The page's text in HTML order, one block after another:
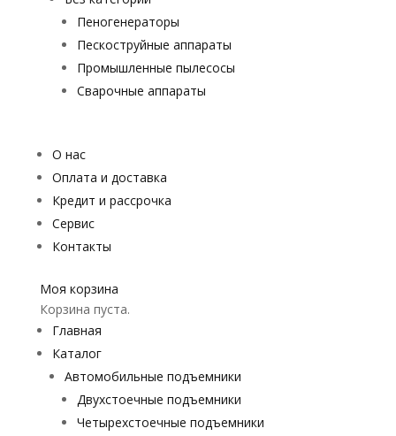
Пеногенераторы
Пескоструйные аппараты
Промышленные пылесосы
Сварочные аппараты
О нас
Оплата и доставка
Кредит и рассрочка
Сервис
Контакты
Моя корзина
Корзина пуста.
Главная
Каталог
Автомобильные подъемники
Двухстоечные подъемники
Четырехстоечные подъемники